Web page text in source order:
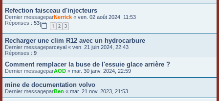
Refection faisceau d'injecteurs
Dernier messageparNerrick « ven. 02 août 2024, 11:53
Réponses : 53
1 2 3
Recharger une clim R12 avec un hydrocarbure
Dernier messageparceyal « ven. 21 juin 2024, 22:43
Réponses : 9
Comment remplacer la buse de l'essuie glace arrière ?
Dernier messageparAOD « mar. 30 janv. 2024, 22:59
mine de documentation volvo
Dernier messageparBen « mar. 21 nov. 2023, 21:53